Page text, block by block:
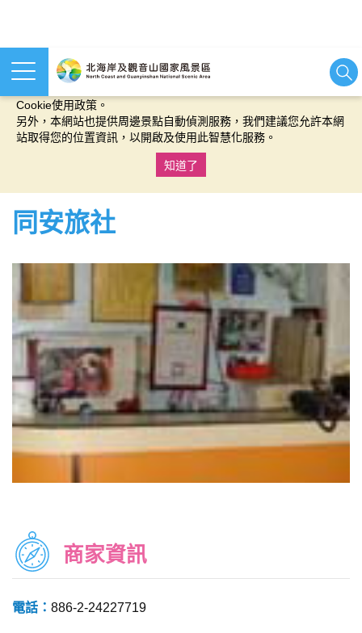
本網站使用cookies等相關技術以持續優化網站服務，並有助於為
Cookie使用政策。
另外，本網站也提供周邊景點自動偵測服務，我們建議您允許本網
站取得您的位置資訊，以開啟及使用此智慧化服務。
知道了
同安旅社
商家資訊
電話： 886-2-24227719